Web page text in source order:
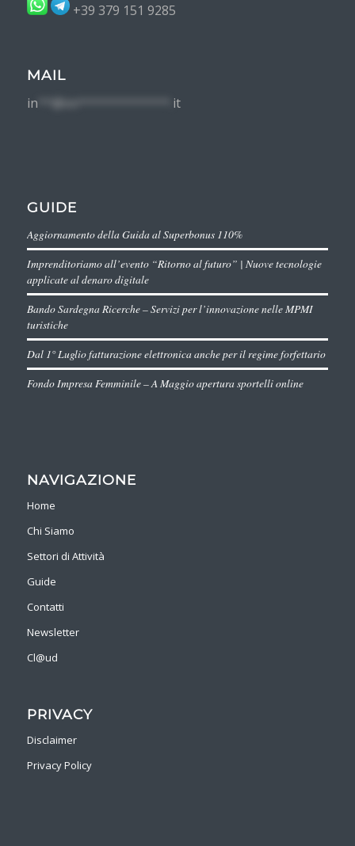
+39 379 151 9285
MAIL
in it
GUIDE
Aggiornamento della Guida al Superbonus 110%
Imprenditoriamo all’evento “Ritorno al futuro” | Nuove tecnologie
applicate al denaro digitale
Bando Sardegna Ricerche – Servizi per l’innovazione nelle MPMI
turistiche
Dal 1° Luglio fatturazione elettronica anche per il regime forfettario
Fondo Impresa Femminile – A Maggio apertura sportelli online
NAVIGAZIONE
Home
Chi Siamo
Settori di Attività
Guide
Contatti
Newsletter
Cl@ud
PRIVACY
Disclaimer
Privacy Policy